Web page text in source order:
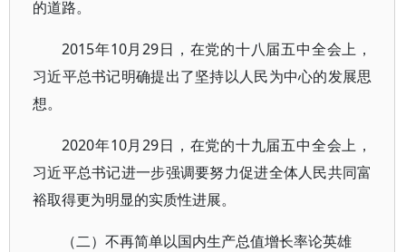
的道路。
2015年10月29日，在党的十八届五中全会上，
习近平总书记明确提出了坚持以人民为中心的发展思
想。
2020年10月29日，在党的十九届五中全会上，
习近平总书记进一步强调要努力促进全体人民共同富
裕取得更为明显的实质性进展。
（二）不再简单以国内生产总值增长率论英雄